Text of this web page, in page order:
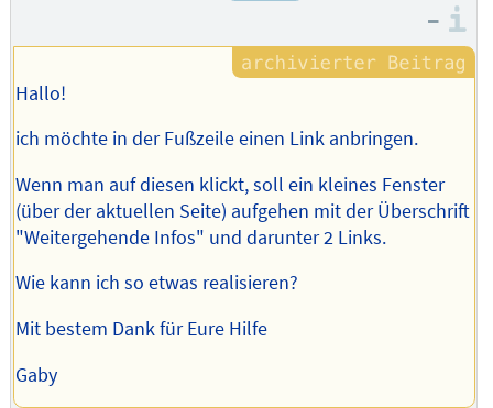
–
Hallo!
ich möchte in der Fußzeile einen Link anbringen.
Wenn man auf diesen klickt, soll ein kleines Fenster
(über der aktuellen Seite) aufgehen mit der Überschrift
"Weitergehende Infos" und darunter 2 Links.
Wie kann ich so etwas realisieren?
Mit bestem Dank für Eure Hilfe
Gaby